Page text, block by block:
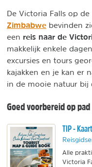
De Victoria Falls op de
Zimbabwe bevinden
een reis naar de
makkelijk enkele
excursies en tours
kajakken en je kan er
in de mooie natuur bij
Goed voorbereid op pad
TIP -
Alle
Victoria